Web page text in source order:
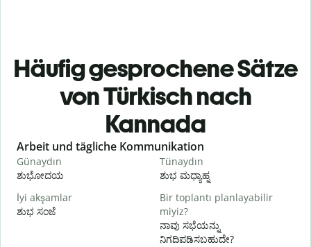
Häufig gesprochene Sätze
von Türkisch nach
Kannada
Slide 1 of 6
Arbeit und tägliche Kommunikation
Günaydın
ಶುಭೋದಯ
Tünaydın
ಶುಭ ಮಧ್ಯಾಹ್ನ
İyi akşamlar
ಶುಭ ಸಂಜೆ
Bir toplantı planlayabilir
miyiz?
ನಾವು ಸಭೆಯನ್ನು
ನಿಗದಿಪಡಿಸಬಹುದೇ?